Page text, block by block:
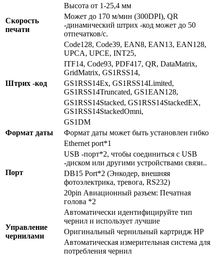
Высота от 1-25,4 мм
Скорость
печати
Может до 170 м/мин (300DPI), QR
-динамический штрих -код может до 50
отпечатков/с.
Штрих -код
Code128, Code39, EAN8, EAN13, EAN128,
UPCA, UPCE, INT25,
ITF14, Code93, PDF417, QR, DataMatrix,
GridMatrix, GS1RSS14,
GS1RSS14Ex, GS1RSS14Limited,
GS1RSS14Truncated, GS1EAN128,
GS1RSS14Stacked, GS1RSS14StackedEX,
GS1RSS14StackedOmni,
GS1DM
Формат даты
Формат даты может быть установлен гибко
Порт
Ethernet port*1
USB -порт*2, чтобы соединиться с USB
-диском или другими устройствами связи..
DB15 Port*2 (Энкодер, внешняя
фотоэлектрика, тревога, RS232)
20pin Авиационный разъем: Печатная
голова *2
Управление
чернилами
Автоматически идентифицируйте тип
чернил и использует лучшие
Оригинальный чернильный картридж HP
Автоматическая измерительная система для
потребления чернил